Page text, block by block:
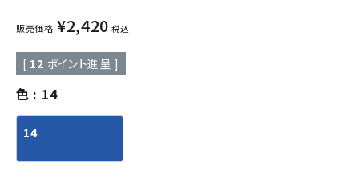
販売価格 ¥2,420 税込
[ 12 ポイント進呈 ]
色 14
14